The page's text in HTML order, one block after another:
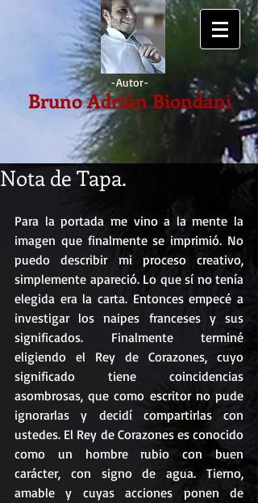
-Autor-
Bruno Adrián Biondani
Nota de Tapa.
Para la portada me vino a la mente la
imagen que finalmente se imprimió. No
puedo describir mi proceso creativo,
simplemente apareció. Lo que sí no tenía
elegida era la carta. Entonces empecé a
investigar los naipes franceses y sus
significados. Finalmente terminé
eligiendo el Rey de Corazones, cuyo
significado tiene coincidencias
asombrosas, que como escritor no pude
ignorarlas y decidí compartirlas con
ustedes. El Rey de Corazones es conocido
como un hombre rubio con buen
carácter, con signo de agua. Tierno,
amable y cuyas acciones ponen de